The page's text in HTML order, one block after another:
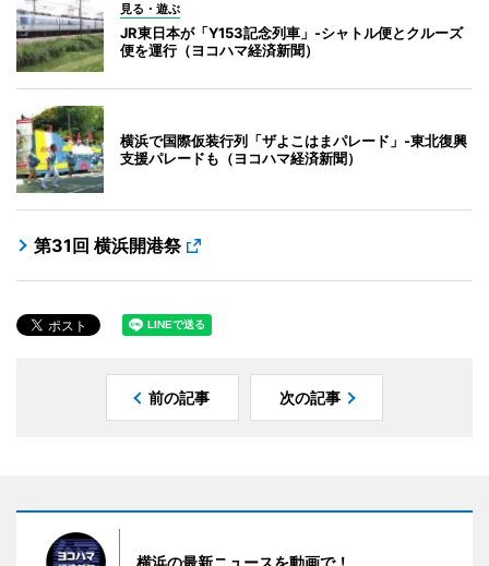
見る・遊ぶ
JR東日本が「Y153記念列車」-シャトル便とクルーズ
便を運行（ヨコハマ経済新聞）
横浜で国際仮装行列「ザよこはまパレード」-東北復興
支援パレードも（ヨコハマ経済新聞）
第31回 横浜開港祭
前の記事 次の記事
横浜の最新ニュースを動画で！